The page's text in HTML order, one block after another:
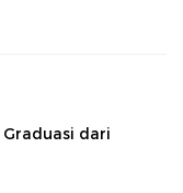
dari